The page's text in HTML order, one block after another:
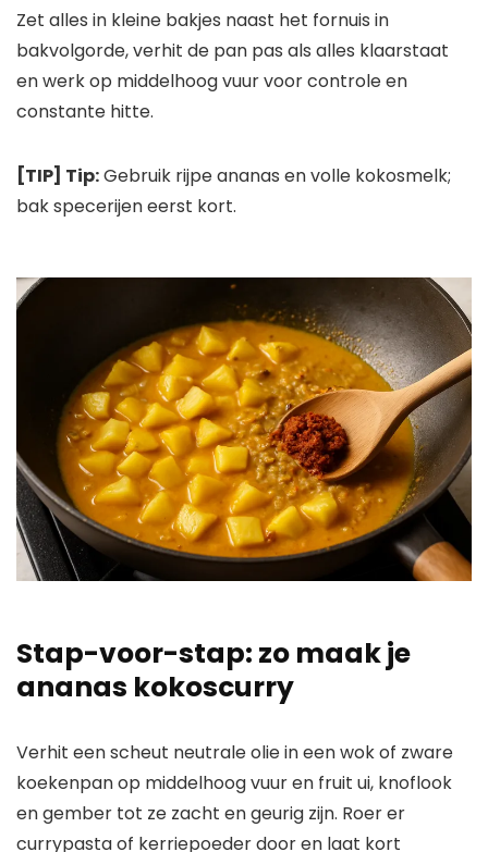
Zet alles in kleine bakjes naast het fornuis in
bakvolgorde, verhit de pan pas als alles klaarstaat
en werk op middelhoog vuur voor controle en
constante hitte.
[TIP] Tip:Gebruik rijpe ananas en volle kokosmelk;
bak specerijen eerst kort.
Stap-voor-stap: zo maak je
ananas kokoscurry
Verhit een scheut neutrale olie in een wok of zware
koekenpan op middelhoog vuur en fruit ui, knoflook
en gember tot ze zacht en geurig zijn. Roer er
currypasta of kerriepoeder door en laat kort